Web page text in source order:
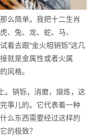
么简单。我把十二生肖
、兔、龙、蛇、马、
着去跟“金火相销铄”这几
就是金属性或者火属
风格。
。销铄，消磨，熔炼，这
事儿的。它代表着一种
么东西需要经过这样的
的极致？